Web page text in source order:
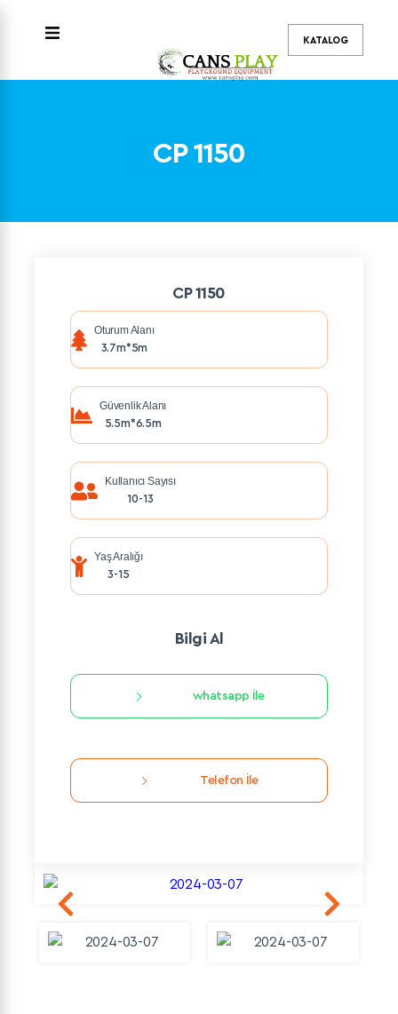
KATALOG
CP 1150
CP 1150
Oturum Alanı
3.7m*5m
Güvenlik Alanı
5.5m*6.5m
Kullanıcı Sayısı
10-13
Yaş Aralığı
3-15
Bilgi Al
whatsapp İle
Telefon İle